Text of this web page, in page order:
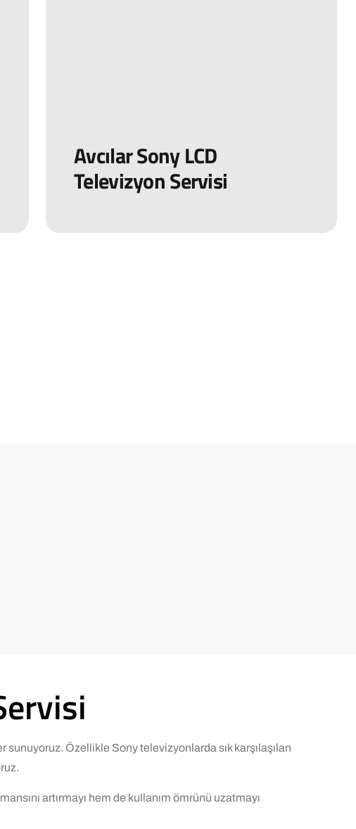
Avcılar Sony LCD
Televizyon Servisi
sunuyoruz. Özellikle Sony televizyonlarda sık karşılaşılan
artırmayı hem de kullanım ömrünü uzatmayı